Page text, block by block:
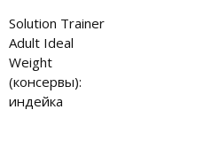
Solution Trainer
Adult Ideal
Weight
(консервы):
индейка